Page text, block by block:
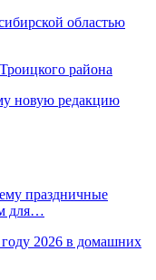
областью
района
новую редакцию
праздничные
для…
2026 в домашних